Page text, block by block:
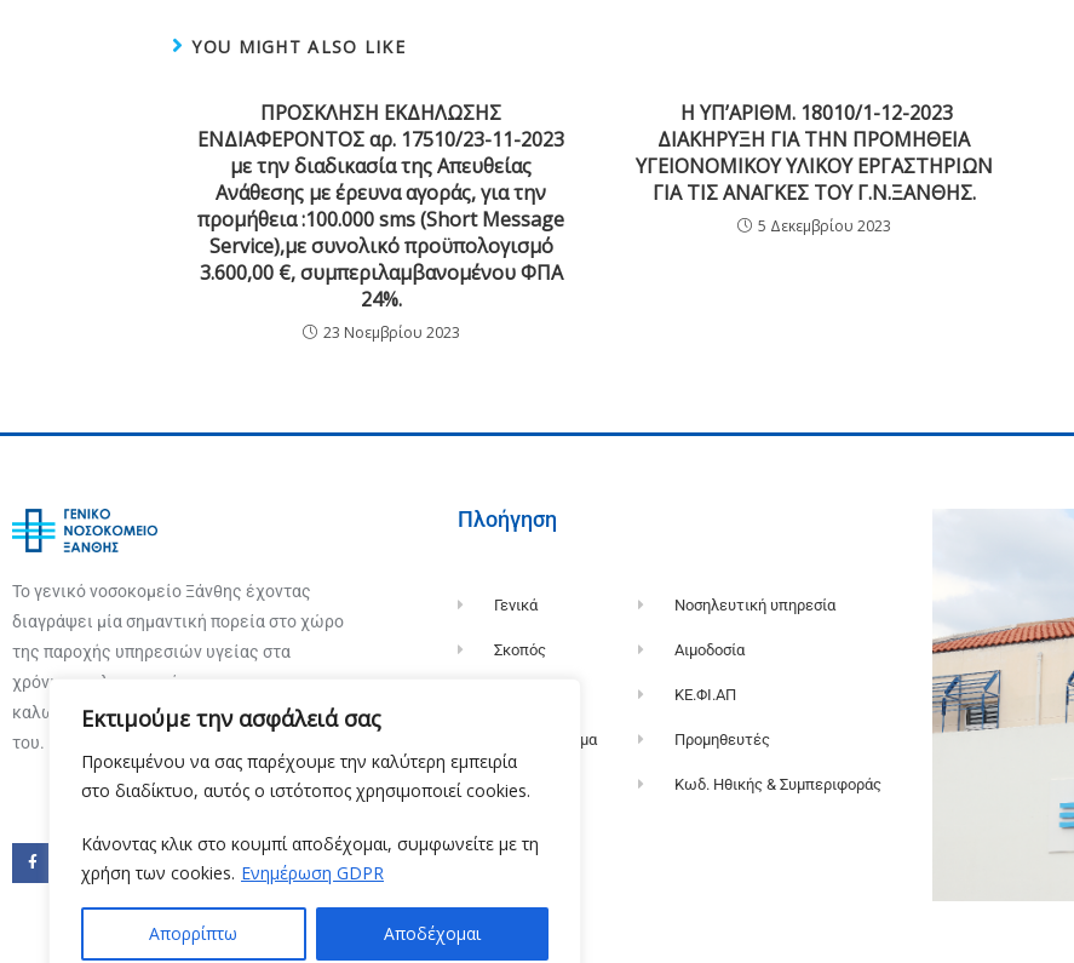
Εκτιμούμε την ασφάλειά σας
Προκειμένου να σας παρέχουμε την καλύτερη εμπειρία
στο διαδίκτυο, αυτός ο ιστότοπος χρησιμοποιεί cookies.
Κάνοντας κλικ στο κουμπί αποδέχομαι, συμφωνείτε με τη
χρήση των cookies. Ενημέρωση GDPR
Απορρίπτω Αποδέχομαι
YOU MIGHT ALSO LIKE
ΠΡΟΣΚΛΗΣΗ ΕΚΔΗΛΩΣΗΣ
ΕΝΔΙΑΦΕΡΟΝΤΟΣ αρ. 17510/23-11-2023
με την διαδικασία της Απευθείας
Ανάθεσης με έρευνα αγοράς, για την
προμήθεια :100.000 sms (Short Message
Service),με συνολικό προϋπολογισμό
3.600,00 €, συμπεριλαμβανομένου ΦΠΑ
24%.
23 Νοεμβρίου 2023
H ΥΠ’ΑΡΙΘΜ. 18010/1-12-2023
ΔΙΑΚΗΡΥΞΗ ΓΙΑ ΤΗΝ ΠΡΟΜΗΘΕΙΑ
ΥΓΕΙΟΝΟΜΙΚΟΥ ΥΛΙΚΟΥ ΕΡΓΑΣΤΗΡΙΩΝ
ΓΙΑ ΤΙΣ ΑΝΑΓΚΕΣ ΤΟΥ Γ.Ν.ΞΑΝΘΗΣ.
5 Δεκεμβρίου 2023
Το γενικό νοσοκομείο Ξάνθης έχοντας
διαγράψει μία σημαντική πορεία στο χώρο
της παροχής υπηρεσιών υγείας στα
χρόνια της λειτουργίας του σας
καλωσορίζει στην επίσημη ιστοσελίδα
του.
Πλοήγηση
Γενικά
Σκοπός
Οργανόγραμμα
Διοίκηση
Νοσηλευτική υπηρεσία
Αιμοδοσία
ΚΕ.ΦΙ.ΑΠ
Προμηθευτές
Κωδ. Ηθικής & Συμπεριφοράς